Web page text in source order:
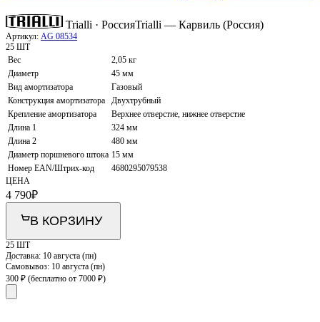
Trialli · РоссияTrialli — Карвиль (Россия)
Артикул: AG 08534
25 ШТ
Вес
2,05 кг
Диаметр
45 мм
Вид амортизатора
Газовый
Конструкция амортизатора
Двухтрубный
Крепление амортизатора
Верхнее отверстие, нижнее отверстие
Длина 1
324 мм
Длина 2
480 мм
Диаметр поршневого штока 15 мм
Номер EAN/Штрих-код
4680295079538
ЦЕНА
4 790₽
В КОРЗИНУ
25 ШТ
Доставка: 10 августа (пн)
Самовывоз: 10 августа (пн)
300 ₽ (бесплатно от 7000 ₽)